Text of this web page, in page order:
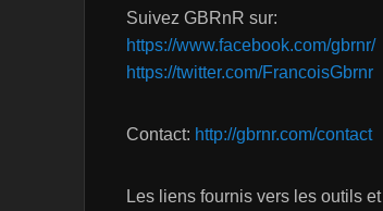
Suivez GBRnR sur:
https://www.facebook.com/gbrnr/
https://twitter.com/FrancoisGbrnr
Contact: http://gbrnr.com/contact
Les liens fournis vers les outils